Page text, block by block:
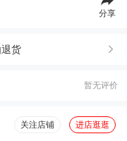
分享
货
暂无评价
关注店铺 进店逛逛